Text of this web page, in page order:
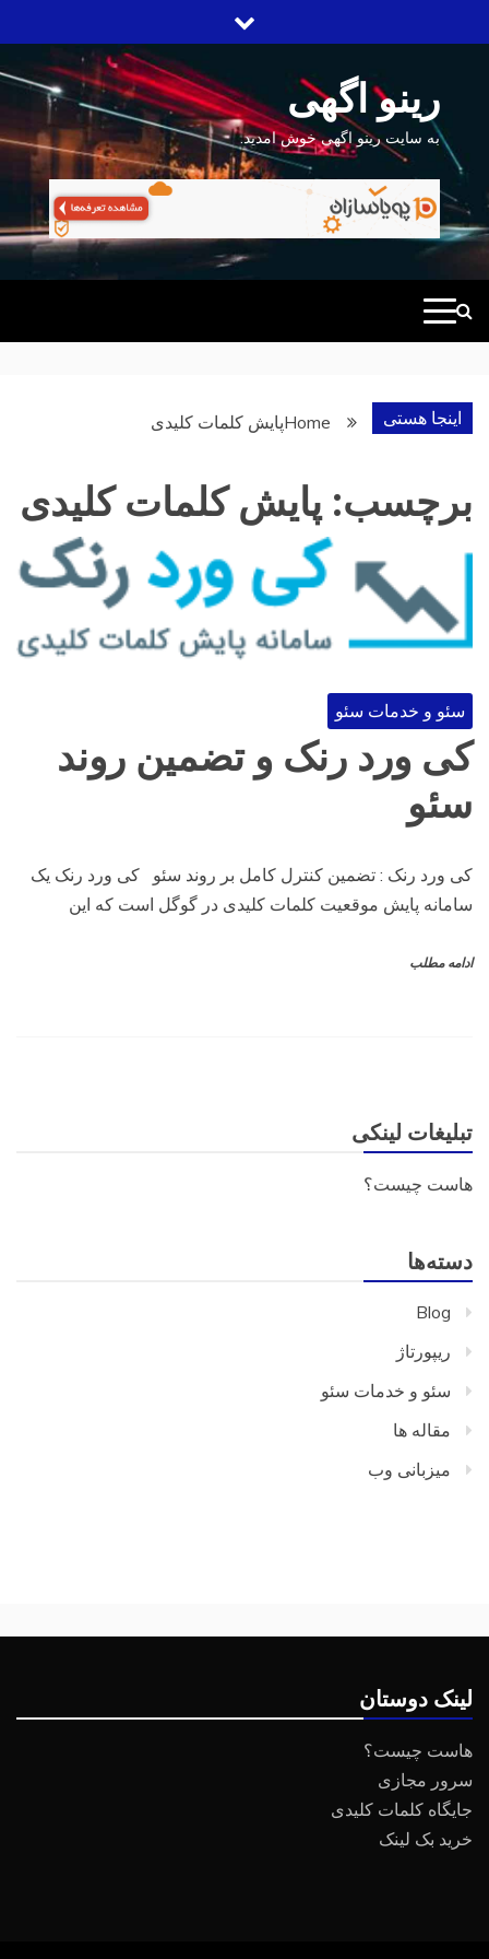
to
رینو اگهی
به سایت رینو اگهی خوش امدید.
اینجا هستی Homeپایش کلمات کلیدی
برچسب: پایش کلمات کلیدی
سئو و خدمات سئو
کی ورد رنک و تضمین روند
سئو
کی ورد رنک : تضمین کنترل کامل بر روند سئو کی ورد رنک یک
سامانه پایش موقعیت کلمات کلیدی در گوگل است که این
ادامه مطلب
تبلیغات لینکی
هاست چیست؟
دسته‌ها
Blog
ریپورتاژ
سئو و خدمات سئو
مقاله ها
میزبانی وب
لینک دوستان
هاست چیست؟
سرور مجازی
جایگاه کلمات کلیدی
خرید بک لینک